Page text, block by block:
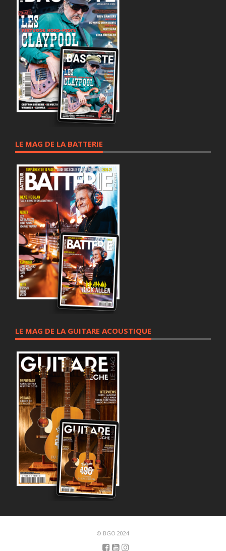
LE MAG DE LA BATTERIE
LE MAG DE LA GUITARE ACOUSTIQUE
© BGO 2024